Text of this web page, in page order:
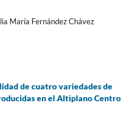
María Fernández Chávez
de cuatro variedades de
en el Altiplano Centro